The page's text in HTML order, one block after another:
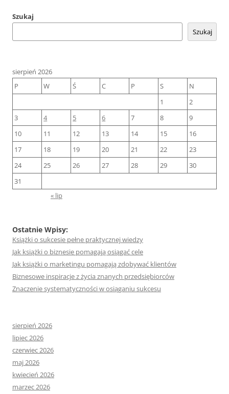
Szukaj
Szukaj
sierpień 2026
P
W Ś C P S
N
1
2
3
4 5 6 7 8
9
10
11 12 13 14 15
16
17
18 19 20 21 22
23
24
25 26 27 28 29
30
31
« lip
Ostatnie Wpisy:
Książki o sukcesie pełne praktycznej wiedzy
Jak książki o biznesie pomagają osiągać cele
Jak książki o marketingu pomagają zdobywać klientów
Biznesowe inspiracje z życia znanych przedsiębiorców
Znaczenie systematyczności w osiąganiu sukcesu
sierpień 2026
lipiec 2026
czerwiec 2026
maj 2026
kwiecień 2026
marzec 2026